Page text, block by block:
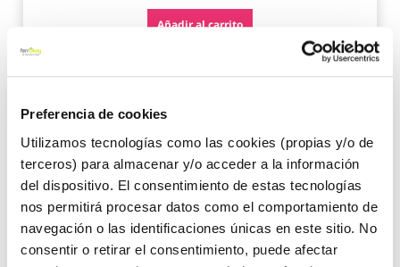
Preferencia de cookies
Utilizamos tecnologías como las cookies (propias y/o de
terceros) para almacenar y/o acceder a la información
del dispositivo. El consentimiento de estas tecnologías
nos permitirá procesar datos como el comportamiento de
navegación o las identificaciones únicas en este sitio. No
consentir o retirar el consentimiento, puede afectar
Añadir al carrito
Novedades